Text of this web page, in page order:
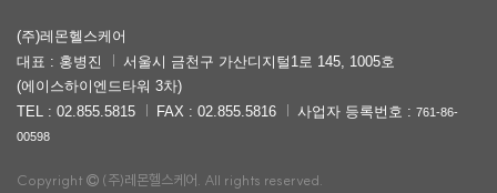
(주)레몬헬스케어
대표 : 홍병진
서울시 금천구 가산디지털1로 145, 1005호
(에이스하이엔드타워 3차)
TEL : 02.855.5815
FAX : 02.855.5816 사업자 등록번호 : 761-86-
00598
Copyright (주)레몬헬스케어. All rights reserved.